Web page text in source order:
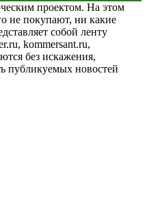
проектом. На этом
не покупают, ни какие
собой ленту
kommersant.ru,
без искажения,
публикуемых новостей